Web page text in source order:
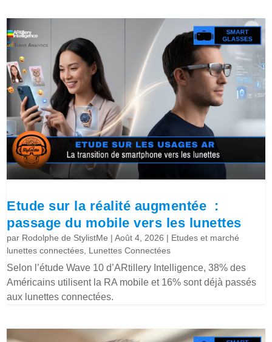
Etude sur la réalité augmentée :
passage du mobile vers les lunettes
par Rodolphe de StylistMe |Août 4, 2026 | Etudes et marché
lunettes connectées Lunettes Connectées
Selon l’étude Wave 10 d’ARtillery Intelligence, 38% des
Américains utilisent la RA mobile et 16% sont déjà passés
aux lunettes connectées.